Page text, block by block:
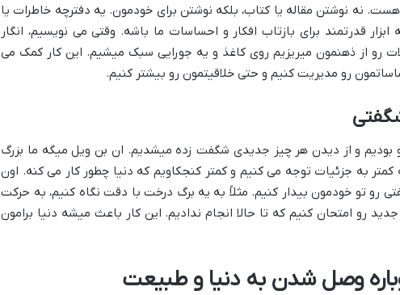
نه نوشتن مقاله یا کتاب، بلکه نوشتن برای خودمون. یه دفترچه خاطرات یا
قدرتمند برای بازتاب افکار و احساسات ما باشه. وقتی می نویسیم، انگار
رو از ذهنمون میریزیم روی کاغذ و یه جورایی سبک میشیم. این کار کمک می
رو مدیریت کنیم و حتی خلاقیتمون رو بیشتر کنیم.
بودیم و از دیدن هر چیز جدیدی شگفت زده میشدیم. ان بن ویل میگه ما بزرگ
به جزئیات توجه می کنیم و کمتر کنجکاویم که دنیا چطور کار می کنه. اون
رو تو خودمون بیدار کنیم. مثلاً به یه برگ درخت با دقت نگاه کنیم، به حرکت
رو امتحان کنیم که تا حالا انجام ندادیم. این کار باعث میشه دنیا برامون
وصل شدن به دنیا و طبیعت